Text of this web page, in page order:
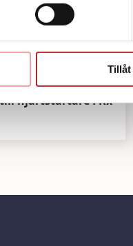
Tillåt
hjärtstartare FRx